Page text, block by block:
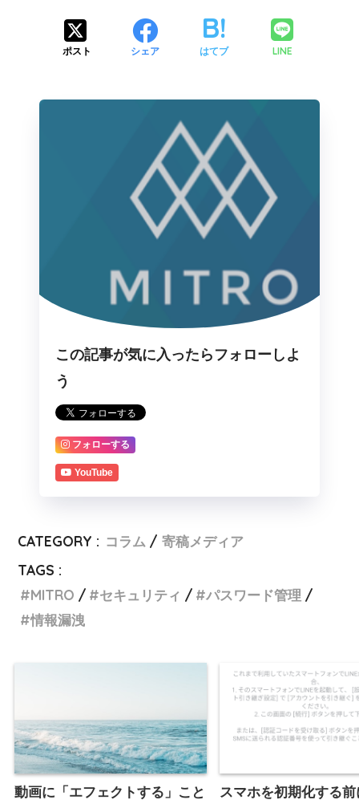
ポスト シェア はてブ LINE
この記事が気に入ったらフォローしよ
う
フォローする
YouTube
CATEGORY : コラム
寄稿メディア
TAGS :
MITRO
セキュリティ
パスワード管理
情報漏洩
動画に「エフェクトする」こと
スマホを初期化する